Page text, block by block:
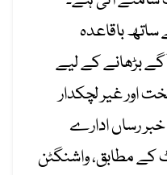
ساتھ باقاعدہ
بڑھانے کے لیے
انتہائی سخت اور غیر لچکدار
خبر رساں ادارے
کے مطابق، واشنگٹن